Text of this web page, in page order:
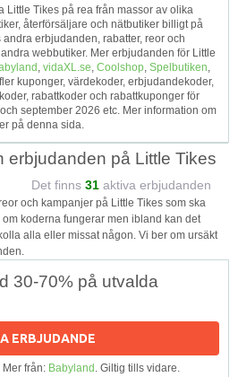
Tagg
Little Tikes på rea från massor av olika
återförsäljare och nätbutiker billigt på
erbjudanden, rabatter, reor och
webbutiker. Mer erbjudanden för Little
, vidaXL.se, Coolshop, Spelbutiken,
kuponger, värdekoder, erbjudandekoder,
rabattkoder och rabattkuponger för
september 2026 etc. Mer information om
på denna sida.
erbjudanden på Little Tikes
Det finns 31 aktiva erbjudanden
och kampanjer på Little Tikes som ska
koderna fungerar men ibland kan det
alla eller missat någon. Vi ber om ursäkt
30-70% på utvalda
ERBJUDANDE
från: Babyland. Giltig tills vidare.